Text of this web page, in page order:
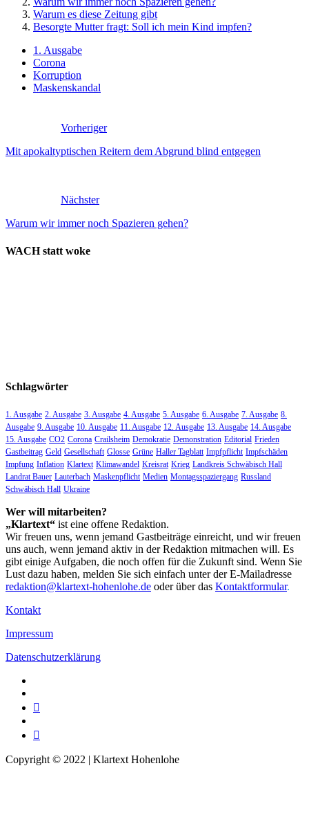
Warum es diese Zeitung gibt
Besorgte Mutter fragt: Soll ich mein Kind impfen?
1. Ausgabe
Corona
Korruption
Maskenskandal
Vorheriger
Mit apokaltyptischen Reitern dem Abgrund blind entgegen
Nächster
Warum wir immer noch Spazieren gehen?
WACH statt woke
Schlagwörter
1. Ausgabe 2. Ausgabe 3. Ausgabe 4. Ausgabe 5. Ausgabe 6. Ausgabe 7. Ausgabe 8.
Ausgabe 9. Ausgabe 10. Ausgabe 11. Ausgabe 12. Ausgabe 13. Ausgabe 14. Ausgabe
15. Ausgabe CO2 Corona Crailsheim Demokratie Demonstration Editorial Frieden
Gastbeitrag Geld Gesellschaft Glosse Grüne Haller Tagblatt Impfpflicht Impfschäden
Impfung Inflation Klartext Klimawandel Kreisrat Krieg Landkreis Schwäbisch Hall
Landrat Bauer Lauterbach Maskenpflicht Medien Montagsspaziergang Russland
Schwäbisch Hall Ukraine
Wer will mitarbeiten?
„Klartext“ ist eine offene Redaktion.
Wir freuen uns, wenn jemand Gastbeiträge einreicht, und wir freuen
uns auch, wenn jemand aktiv in der Redaktion mitmachen will. Es
gibt einige Aufgaben, die noch offen für die Zukunft sind. Wenn Sie
Lust dazu haben, melden Sie sich einfach unter der E-Mailadresse
redaktion@klartext-hohenlohe.de oder über das Kontaktformular.
Kontakt
Impressum
Datenschutzerklärung
Copyright © 2022 | Klartext Hohenlohe